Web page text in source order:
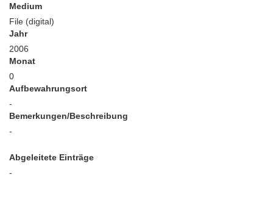
Medium
File (digital)
Jahr
2006
Monat
0
Aufbewahrungsort
-
Bemerkungen/Beschreibung
-
Abgeleitete Einträge
-